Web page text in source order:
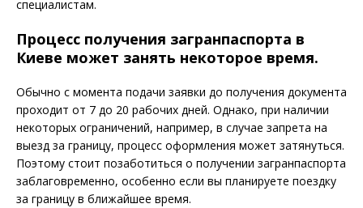
специалистам.
Процесс получения загранпаспорта в
Киеве может занять некоторое время.
Обычно с момента подачи заявки до получения документа
проходит от 7 до 20 рабочих дней. Однако, при наличии
некоторых ограничений, например, в случае запрета на
выезд за границу, процесс оформления может затянуться.
Поэтому стоит позаботиться о получении загранпаспорта
заблаговременно, особенно если вы планируете поездку
за границу в ближайшее время.